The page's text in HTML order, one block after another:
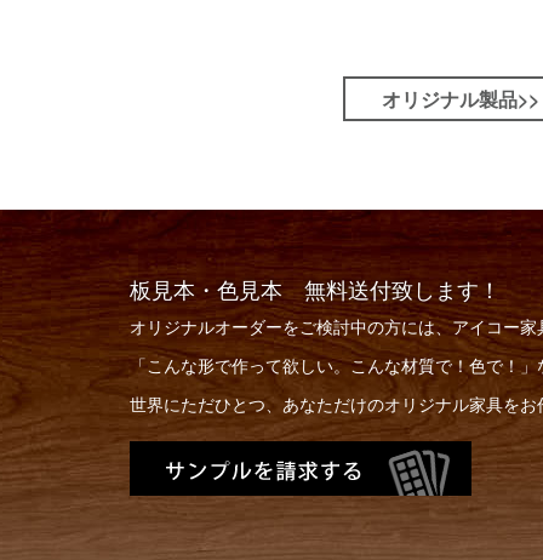
オリジナル製品>>
板見本・色見本 無料送付致します！
オリジナルオーダーをご検討中の方には、アイコー
「こんな形で作って欲しい。こんな材質で！色で！
世界にただひとつ、あなただけのオリジナル家具を